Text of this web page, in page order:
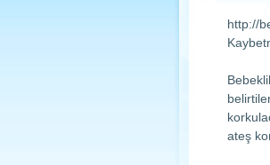
http://
ateş